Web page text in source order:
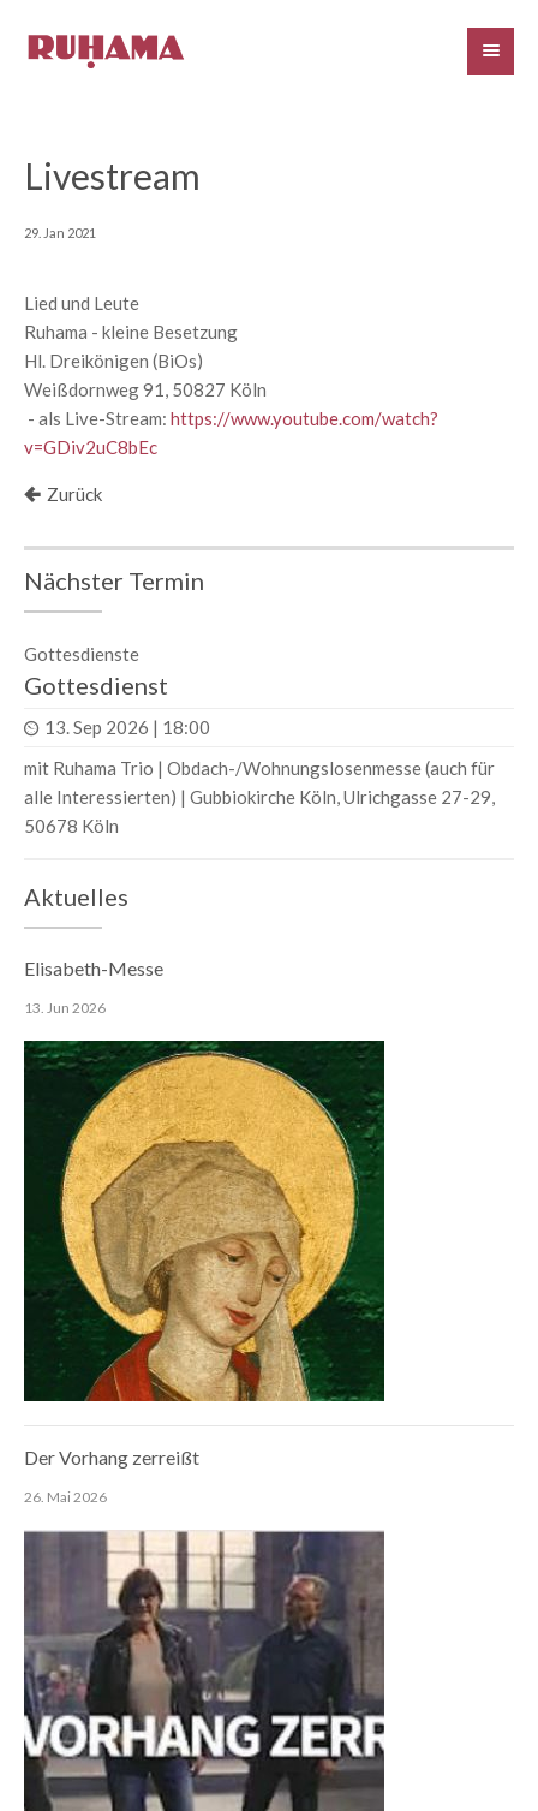
Livestream
29. Jan 2021
Lied und Leute
Ruhama - kleine Besetzung
Hl. Dreikönigen (BiOs)
Weißdornweg 91, 50827 Köln
- als Live-Stream: https://www.youtube.com/watch?
v=GDiv2uC8bEc
Zurück
Nächster Termin
Gottesdienste
Gottesdienst
13. Sep 2026 | 18:00
mit Ruhama Trio | Obdach-/Wohnungslosenmesse (auch für
alle Interessierten) | Gubbiokirche Köln, Ulrichgasse 27-29,
50678 Köln
Aktuelles
Elisabeth-Messe
13. Jun 2026
Der Vorhang zerreißt
26. Mai 2026